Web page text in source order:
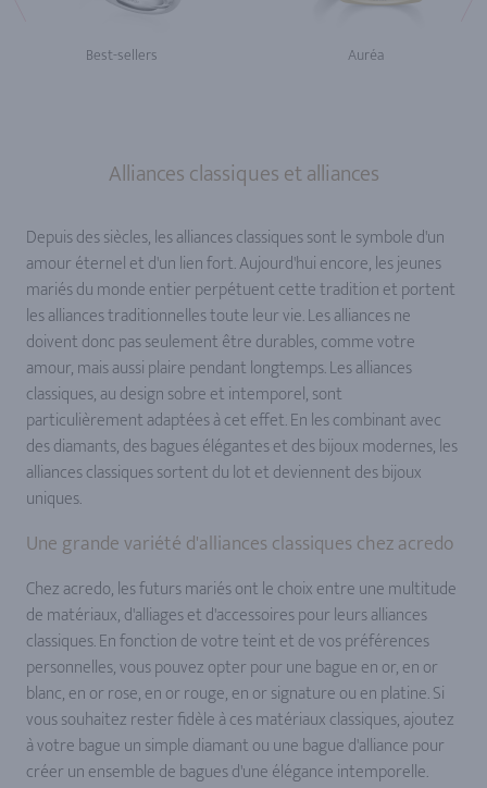
Best-sellers Auréa
Alliances classiques et alliances
Depuis des siècles, les alliances classiques sont le symbole d'un
amour éternel et d'un lien fort. Aujourd'hui encore, les jeunes
mariés du monde entier perpétuent cette tradition et portent
les alliances traditionnelles toute leur vie. Les alliances ne
doivent donc pas seulement être durables, comme votre
amour, mais aussi plaire pendant longtemps. Les alliances
classiques, au design sobre et intemporel, sont
particulièrement adaptées à cet effet. En les combinant avec
des diamants, des bagues élégantes et des bijoux modernes, les
alliances classiques sortent du lot et deviennent des bijoux
uniques.
Une grande variété d'alliances classiques chez acredo
Chez acredo, les futurs mariés ont le choix entre une multitude
de matériaux, d'alliages et d'accessoires pour leurs alliances
classiques. En fonction de votre teint et de vos préférences
personnelles, vous pouvez opter pour une bague en or, en or
blanc, en or rose, en or rouge, en or signature ou en platine. Si
vous souhaitez rester fidèle à ces matériaux classiques, ajoutez
à votre bague un simple diamant ou une bague d'alliance pour
créer un ensemble de bagues d'une élégance intemporelle.